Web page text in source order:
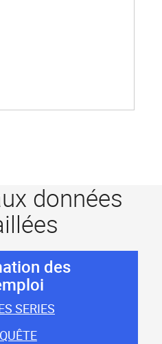
données
des
SERIES